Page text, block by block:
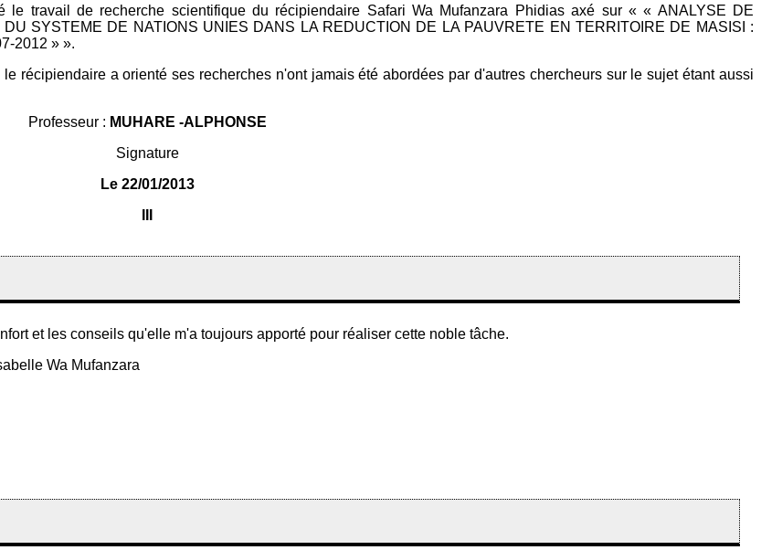
travail de recherche scientifique du récipiendaire Safari Wa Mufanzara Phidias axé sur « « ANALYSE DE
SYSTEME DE NATIONS UNIES DANS LA REDUCTION DE LA PAUVRETE EN TERRITOIRE DE MASISI :
2012 » ».
récipiendaire a orienté ses recherches n'ont jamais été abordées par d'autres chercheurs sur le sujet étant aussi
Professeur : MUHARE -ALPHONSE
Signature
Le 22/01/2013
et les conseils qu'elle m'a toujours apporté pour réaliser cette noble tâche.
Wa Mufanzara